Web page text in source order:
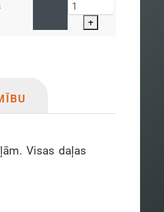
+
Visas daļas